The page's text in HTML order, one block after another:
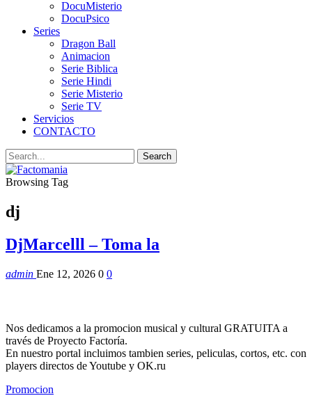
DocuMisterio
DocuPsico
Series
Dragon Ball
Animacion
Serie Biblica
Serie Hindi
Serie Misterio
Serie TV
Servicios
CONTACTO
Browsing Tag
dj
DjMarcelll – Toma la
admin Ene 12, 2026 0 0
Nos dedicamos a la promocion musical y cultural GRATUITA a
través de Proyecto Factoría.
En nuestro portal incluimos tambien series, peliculas, cortos, etc. con
players directos de Youtube y OK.ru
Promocion